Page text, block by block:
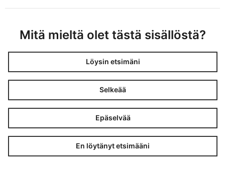
Mitä mieltä olet tästä sisällöstä?
Löysin etsimäni
Selkeää
Epäselvää
En löytänyt etsimääni